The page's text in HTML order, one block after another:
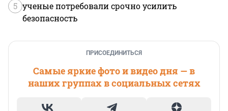
5 ученые потребовали срочно усилить
безопасность
ПРИСОЕДИНИТЬСЯ
Самые яркие фото и видео дня — в
наших группах в социальных сетях